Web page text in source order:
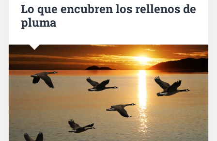
Lo que encubren los rellenos de
pluma